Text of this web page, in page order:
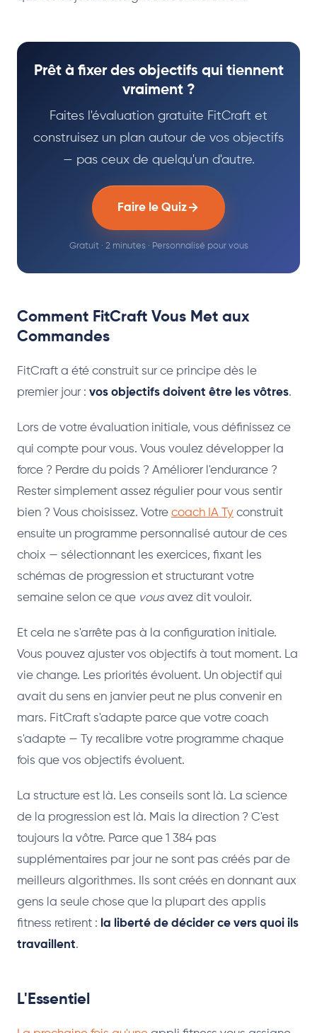
Prêt à fixer des objectifs qui tiennent
vraiment ?
Faites l'évaluation gratuite FitCraft et
construisez un plan autour de vos objectifs
— pas ceux de quelqu'un d'autre.
Faire le Quiz
Gratuit · 2 minutes · Personnalisé pour vous
Comment FitCraft Vous Met aux
Commandes
FitCraft a été construit sur ce principe dès le
premier jour : vos objectifs doivent être les vôtres.
Lors de votre évaluation initiale, vous définissez ce
qui compte pour vous. Vous voulez développer la
force ? Perdre du poids ? Améliorer l'endurance ?
Rester simplement assez régulier pour vous sentir
bien ? Vous choisissez. Votre coach IA Ty construit
ensuite un programme personnalisé autour de ces
choix — sélectionnant les exercices, fixant les
schémas de progression et structurant votre
semaine selon ce que vousavez dit vouloir.
Et cela ne s'arrête pas à la configuration initiale.
Vous pouvez ajuster vos objectifs à tout moment. La
vie change. Les priorités évoluent. Un objectif qui
avait du sens en janvier peut ne plus convenir en
mars. FitCraft s'adapte parce que votre coach
s'adapte — Ty recalibre votre programme chaque
fois que vos objectifs évoluent.
La structure est là. Les conseils sont là. La science
de la progression est là. Mais la direction ? C'est
toujours la vôtre. Parce que 1 384 pas
supplémentaires par jour ne sont pas créés par de
meilleurs algorithmes. Ils sont créés en donnant aux
gens la seule chose que la plupart des applis
fitness retirent : la liberté de décider ce vers quoi ils
travaillent.
L'Essentiel